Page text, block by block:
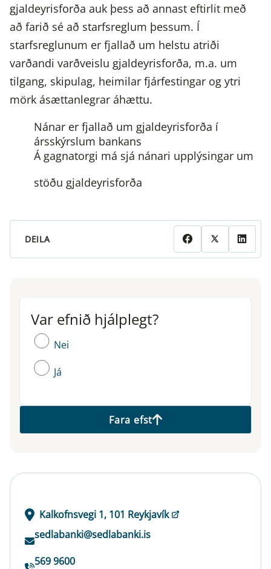
gjaldeyrisforða auk þess að annast eftirlit með
að farið sé að starfsreglum þessum. Í
starfsreglunum er fjallað um helstu atriði
varðandi varðveislu gjaldeyrisforða, m.a. um
tilgang, skipulag, heimilar fjárfestingar og ytri
mörk ásættanlegrar áhættu.
Nánar er fjallað um gjaldeyrisforða í
ársskýrslum bankans
Á gagnatorgi má sjá nánari upplýsingar um
stöðu gjaldeyrisforða
DEILA
Var efnið hjálplegt?
Var efnið hjálplegt?
Nei
Já
Fara efst
Kalkofnsvegi 1, 101 Reykjavík
sedlabanki@sedlabanki.is
569 9600